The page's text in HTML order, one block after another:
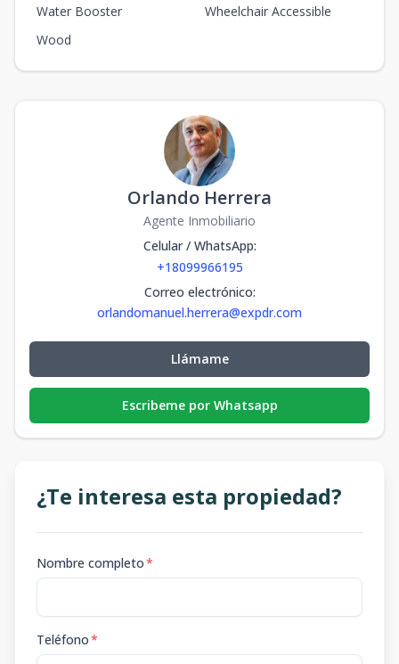
Water Booster
Wheelchair Accessible
Wood
Orlando Herrera
Agente Inmobiliario
Celular / WhatsApp:
+18099966195
Correo electrónico:
orlandomanuel.herrera@expdr.com
Llámame
Escribeme por Whatsapp
¿Te interesa esta propiedad?
Nombre completo*
Teléfono*